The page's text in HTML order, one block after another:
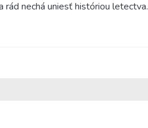
rád nechá uniesť históriou letectva.